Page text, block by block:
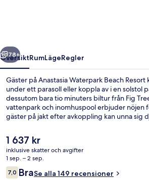
Nästa
78+
ÖversiktRumLägeRegler
Gäster på Anastasia Waterpark Beach Resort
under ett parasoll eller koppla av i en solstol
dessutom bara tio minuters biltur från Fig
vattenpark och inomhuspool erbjuder nöjen
gäster på jakt efter avkoppling kan unna sig
dricka gott kan du välja mellan 2 restauranger
Dessutom har gäster tillgång till en bar/
fitnesscenter.
Det
nuvarande
priset
är
1 637 kr
1 637 kr
inklusive skatter och avgifter
1 sep. – 2 sep.
Recensioner
7,07,0 av 10,
BraSe alla 149 recensioner